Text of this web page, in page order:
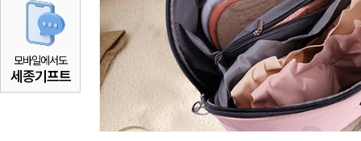
모바일에서도
세종기프트